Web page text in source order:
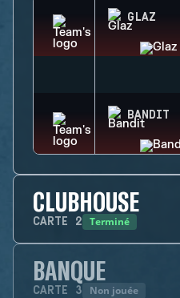
GLAZ
BANDIT
CLUBHOUSE
CARTE 2 Terminé
BANQUE
CARTE 3 Non jouée